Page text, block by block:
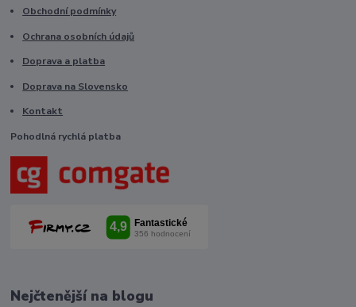
Obchodní podmínky
Ochrana osobních údajů
Doprava a platba
Doprava na Slovensko
Kontakt
Pohodlná rychlá platba
Nejčtenější na blogu